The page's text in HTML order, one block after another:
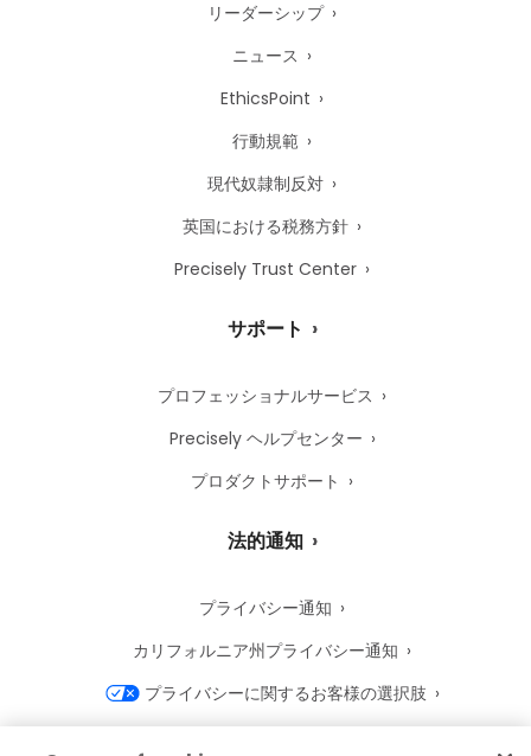
リーダーシップ
ニュース
EthicsPoint
行動規範
現代奴隷制反対
英国における税務方針
Precisely Trust Center
サポート
プロフェッショナルサービス
Precisely ヘルプセンター
プロダクトサポート
法的通知
プライバシー通知
カリフォルニア州プライバシー通知
プライバシーに関するお客様の選択肢